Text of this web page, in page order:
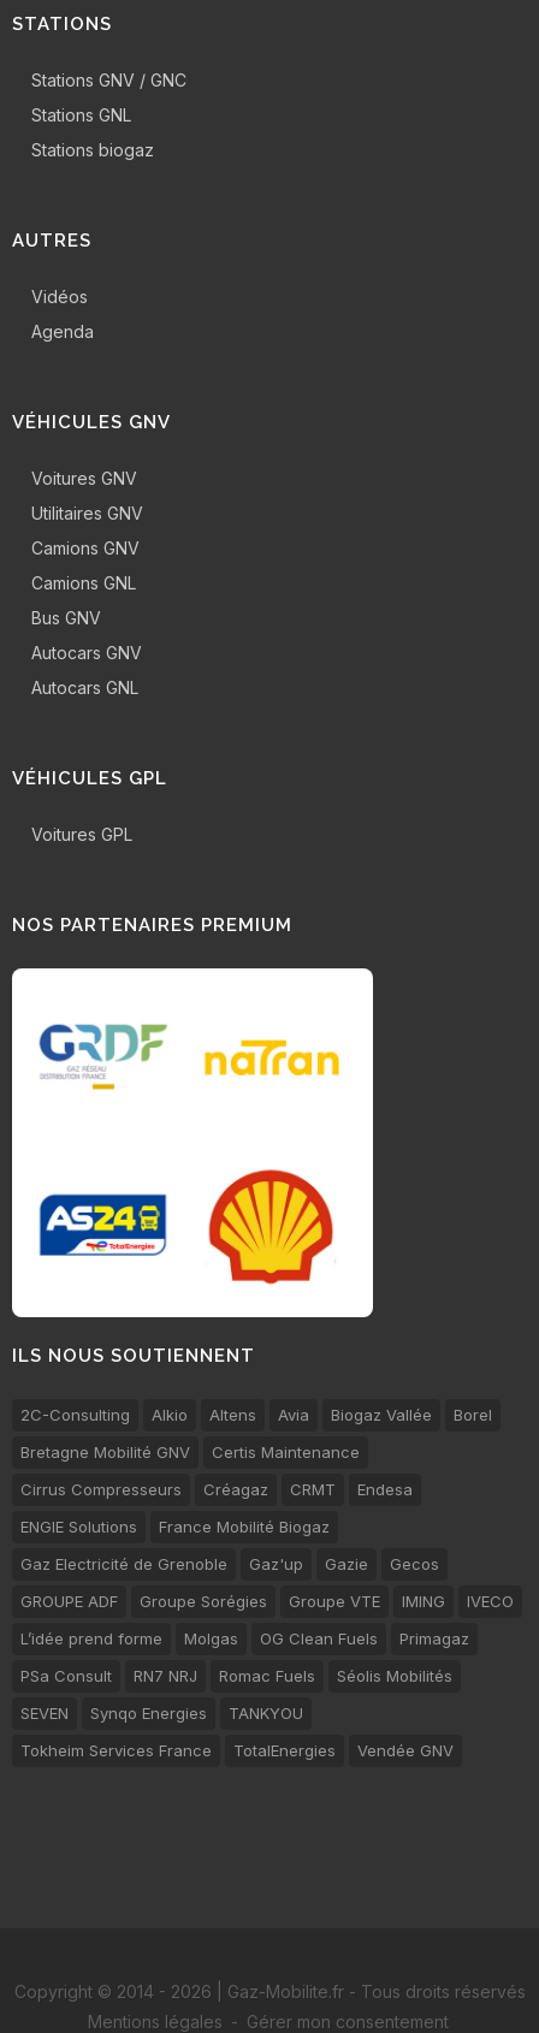
STATIONS
Stations GNV / GNC
Stations GNL
Stations biogaz
AUTRES
Vidéos
Agenda
VÉHICULES GNV
Voitures GNV
Utilitaires GNV
Camions GNV
Camions GNL
Bus GNV
Autocars GNV
Autocars GNL
VÉHICULES GPL
Voitures GPL
NOS PARTENAIRES PREMIUM
ILS NOUS SOUTIENNENT
2C-Consulting Alkio Altens Avia Biogaz Vallée
Borel
Bretagne Mobilité GNV
Certis Maintenance
Cirrus Compresseurs
Créagaz CRMT
Endesa
ENGIE Solutions
France Mobilité Biogaz
Gaz Electricité de Grenoble
Gaz'up Gazie
Gecos
GROUPE ADF
Groupe Sorégies Groupe VTE IMING
IVECO
L’idée prend forme
Molgas OG Clean Fuels
Primagaz
PSa Consult
RN7 NRJ Romac Fuels
Séolis Mobilités
SEVEN
Synqo Energies
TANKYOU
Tokheim Services France
TotalEnergies Vendée GNV
Copyright © 2014 - 2026 | Gaz-Mobilite.fr - Tous droits réservés
Mentions légales - Gérer mon consentement